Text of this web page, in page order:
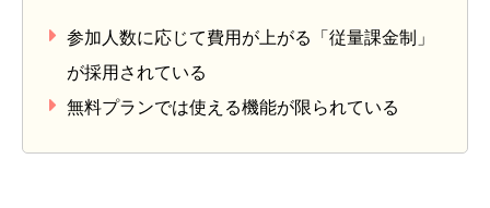
参加人数に応じて費用が上がる「従量課金制」
が採用されている
無料プランでは使える機能が限られている